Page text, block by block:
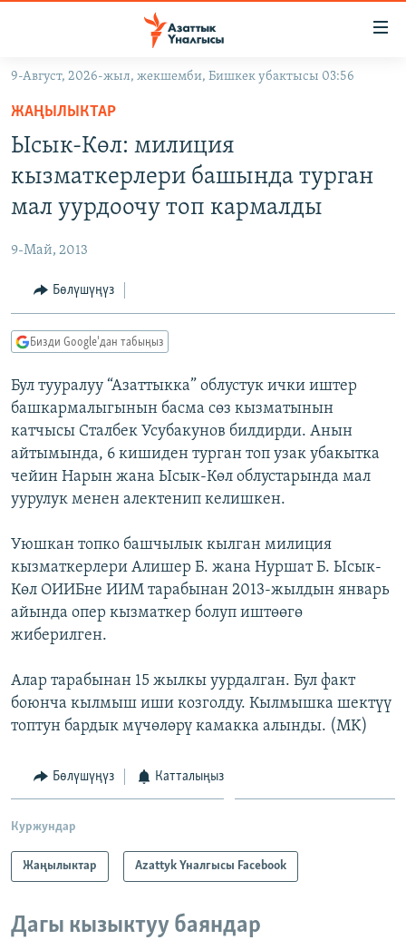
Навигацияга
өтүңүз
Издөөгө
салыңыз
МАДАНИЯТ
ТВ ПРОГРАММАЛАР
БҮГҮН АЗАТТЫКТА
ДАНИСТЕ
ЭЖЕ-СИҢДИЛЕР
АЗАТТЫК+
ЫҢГАЙСЫЗ СУРООЛОР
ПОДКАСТ
ОНЛАЙН ШЕРИНЕ
ЭЕ/АРнун бардык сайттары
9-Август, 2026-жыл, жекшемби, Бишкек убактысы 03:56
ЖАҢЫЛЫКТАР
Ысык-Көл: милиция
кызматкерлери башында турган
мал уурдоочу топ кармалды
9-Май, 2013
Бөлүшүңүз
Бизди Google'дан табыңыз
Бул тууралуу “Азаттыкка” облустук ички иштер
башкармалыгынын басма сөз кызматынын
катчысы Сталбек Усубакунов билдирди. Анын
айтымында, 6 кишиден турган топ узак убакытка
чейин Нарын жана Ысык-Көл облустарында мал
уурулук менен алектенип келишкен.
Уюшкан топко башчылык кылган милиция
кызматкерлери Алишер Б. жана Нуршат Б. Ысык-
Көл ОИИБне ИИМ тарабынан 2013-жылдын январь
айында опер кызматкер болуп иштөөгө
жиберилген.
Алар тарабынан 15 жылкы уурдалган. Бул факт
боюнча кылмыш иши козголду. Кылмышка шектүү
топтун бардык мүчөлөрү камакка алынды. (MK)
Бөлүшүңүз Катталыңыз
Куржундар
Жаңылыктар Azattyk Үналгысы Facebook
Дагы кызыктуу баяндар